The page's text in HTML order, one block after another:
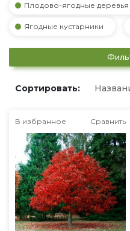
Плодово-ягодные
Ягодные кустарники
Сортировать:
В избранное Сравнить